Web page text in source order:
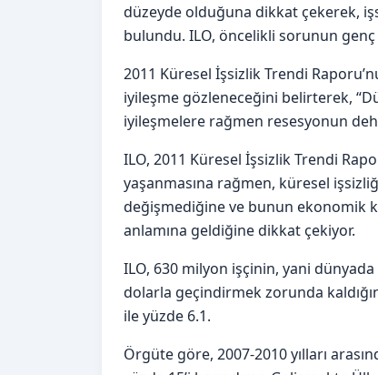
düzeyde olduğuna dikkat çekerek,
bulundu. ILO, öncelikli sorunun
2011 Küresel İşsizlik Trendi
iyileşme gözleneceğini belirterek,
iyileşmelere rağmen resesyonun
ILO, 2011 Küresel İşsizlik Trendi
yaşanmasına rağmen, küresel
değişmediğine ve bunun ekonomik
anlamına geldiğine dikkat çekiyor.
ILO, 630 milyon işçinin, yani dünyada
dolarla geçindirmek zorunda
ile yüzde 6.1.
Örgüte göre, 2007-2010 yılları